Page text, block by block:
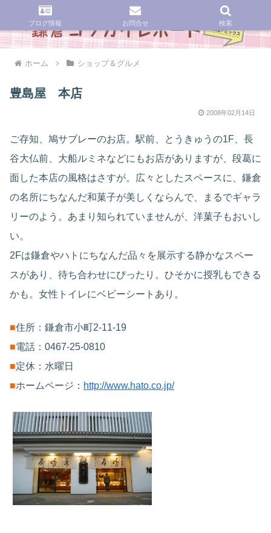
ホーム ショップ＆グルメ
豊島屋 本店
2008年02月14日
ご存知、鳩サブレーのお店。駅前、とうきゅうの1F、長
谷大仏前、大船ルミネなどにもお店がありますが、段葛に
面した本店の風格はさすが。広々としたスペースに、鎌倉
の名所にちなんだ和菓子が美しくならんで、まるでギャラ
リーのよう。あまり知られていませんが、洋菓子もおいし
い。
2Fは鎌倉やハトにちなんだ品々を展示する静かなスペー
スがあり、待ち合わせにぴったり。ひそかに授乳もできる
かも。女性トイレにベビーシートあり。
■住所：鎌倉市小町2-11-19
■電話：0467-25-0810
■定休：水曜日
■ホームページ： http://www.hato.co.jp/
ブログ情報 お問合せ 検索